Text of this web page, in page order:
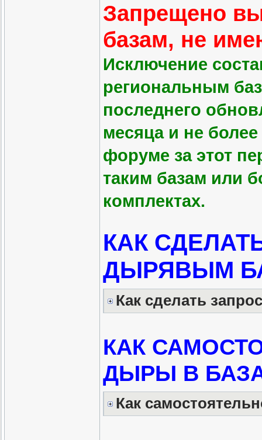
Запрещено
базам, не
Исключение
региональным
последнего
месяца и не
форуме за этот
таким базам или
комплектах.
КАК
ДЫРЯВЫМ
Как сделать
КАК
ДЫРЫ В
Как